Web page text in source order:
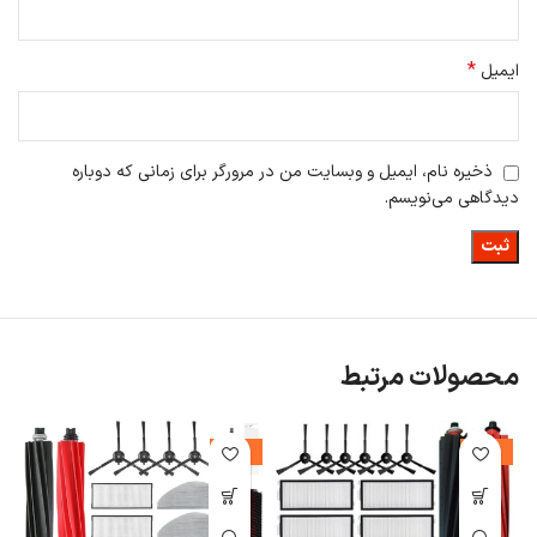
ایمیل *
ذخیره نام، ایمیل و وبسایت من در مرورگر برای زمانی که دوباره
دیدگاهی می‌نویسم.
محصولات مرتبط
-31%
-13%